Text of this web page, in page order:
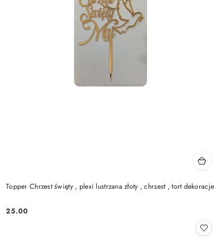
Topper Chrzest święty , plexi lustrzana złoty , chrzest , tort dekoracje
Cena:
25.00